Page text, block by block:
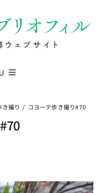
き撮り コヨーテ歩き撮り#70